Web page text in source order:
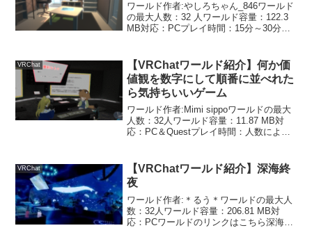
ワールド作者:やしろちゃん_846ワールド
の最大人数：32 人ワールド容量：122.3
MB対応：PCプレイ時間：15分～30分ワ
う？部屋にある謎を解いて海へ行く謎解
きワ...
VRChat
【VRChatワールド紹介】何か価
値観を数字にして順番に並べれた
ら気持ちいいゲーム
ワールド作者:Mimi sippoワールドの最大
人数：32人ワールド容量：11.87 MB対
応：PC＆Questプレイ時間：人数による
り、何か価値観を数字にして順番に...
VRChat
【VRChatワールド紹介】深海終
夜
ワールド作者:＊るう＊ワールドの最大人
数：32人ワールド容量：206.81 MB対
応：PCワールドのリンクはこちら深海の